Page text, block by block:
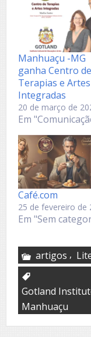
Manhuaçu -MG
ganha Centro de
Terapias e Artes
Integradas
20 de março de
Em
Café.com
25 de fevereiro de
Em "Sem
artigos ,
Gotland
Manhuaçu